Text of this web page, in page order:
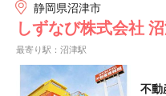
静岡県沼津市
しずなび株式会社
最寄り駅：沼津駅
不動